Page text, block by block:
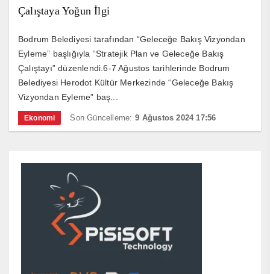
Çalıştaya Yoğun İlgi
Bodrum Belediyesi tarafından “Geleceğe Bakış Vizyondan
Eyleme” başlığıyla “Stratejik Plan ve Geleceğe Bakış
Çalıştayı” düzenlendi.6-7 Ağustos tarihlerinde Bodrum
Belediyesi Herodot Kültür Merkezinde “Geleceğe Bakış
Vizyondan Eyleme” baş...
Ekonomi Son Güncelleme: 9 Ağustos 2024 17:56